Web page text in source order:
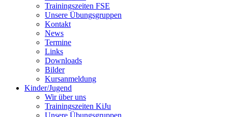
Trainingszeiten FSE
Unsere Übungsgruppen
Kontakt
News
Termine
Links
Downloads
Bilder
Kursanmeldung
Kinder/Jugend
Wir über uns
Trainingszeiten KiJu
Unsere Übungsgruppen